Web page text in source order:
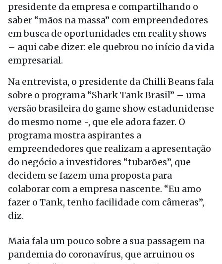
presidente da empresa e compartilhando o
saber “mãos na massa” com empreendedores
em busca de oportunidades em reality shows
– aqui cabe dizer: ele quebrou no início da vida
empresarial.
Na entrevista, o presidente da Chilli Beans fala
sobre o programa “Shark Tank Brasil” – uma
versão brasileira do game show estadunidense
do mesmo nome -, que ele adora fazer. O
programa mostra aspirantes a
empreendedores que realizam a apresentação
do negócio a investidores “tubarões”, que
decidem se fazem uma proposta para
colaborar com a empresa nascente. “Eu amo
fazer o Tank, tenho facilidade com câmeras”,
diz.
Maia fala um pouco sobre a sua passagem na
pandemia do coronavírus, que arruinou os